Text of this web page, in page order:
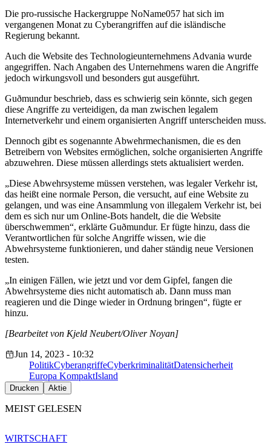
Die pro-russische Hackergruppe NoName057 hat sich im
vergangenen Monat zu Cyberangriffen auf die isländische
Regierung bekannt.
Auch die Website des Technologieunternehmens Advania wurde
angegriffen. Nach Angaben des Unternehmens waren die Angriffe
jedoch wirkungsvoll und besonders gut ausgeführt.
Guðmundur beschrieb, dass es schwierig sein könnte, sich gegen
diese Angriffe zu verteidigen, da man zwischen legalem
Internetverkehr und einem organisierten Angriff unterscheiden muss.
Dennoch gibt es sogenannte Abwehrmechanismen, die es den
Betreibern von Websites ermöglichen, solche organisierten Angriffe
abzuwehren. Diese müssen allerdings stets aktualisiert werden.
„Diese Abwehrsysteme müssen verstehen, was legaler Verkehr ist,
das heißt eine normale Person, die versucht, auf eine Website zu
gelangen, und was eine Ansammlung von illegalem Verkehr ist, bei
dem es sich nur um Online-Bots handelt, die die Website
überschwemmen“, erklärte Guðmundur. Er fügte hinzu, dass die
Verantwortlichen für solche Angriffe wissen, wie die
Abwehrsysteme funktionieren, und daher ständig neue Versionen
testen.
„In einigen Fällen, wie jetzt und vor dem Gipfel, fangen die
Abwehrsysteme dies nicht automatisch ab. Dann muss man
reagieren und die Dinge wieder in Ordnung bringen“, fügte er
hinzu.
[Bearbeitet von Kjeld Neubert/Oliver Noyan]
Jun 14, 2023 - 10:32
PolitikCyberangriffeCyberkriminalitätDatensicherheit
Europa KompaktIsland
Drucken Aktie
MEIST GELESEN
WIRTSCHAFT